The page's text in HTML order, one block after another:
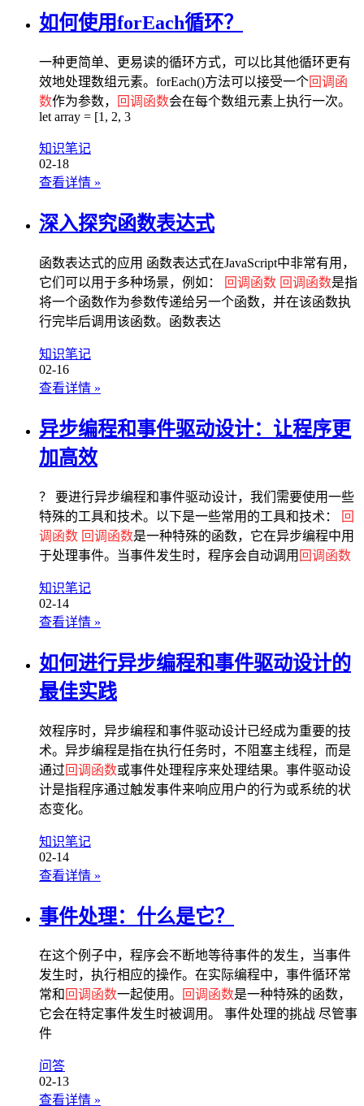
如何使用forEach循环？
一种更简单、更易读的循环方式，可以比其他循环更有
效地处理数组元素。forEach()方法可以接受一个回调函
数作为参数， 回调函数会在每个数组元素上执行一次。
let array = [1, 2, 3
知识笔记
02-18
查看详情 »
深入探究函数表达式
函数表达式的应用 函数表达式在JavaScript中非常有用，
它们可以用于多种场景，例如：
回调函数 回调函数是指
将一个函数作为参数传递给另一个函数，并在该函数执
行完毕后调用该函数。函数表达
知识笔记
02-16
查看详情 »
异步编程和事件驱动设计：让程序更
加高效
？ 要进行异步编程和事件驱动设计，我们需要使用一些
特殊的工具和技术。以下是一些常用的工具和技术：
回
调函数 回调函数是一种特殊的函数，它在异步编程中用
于处理事件。当事件发生时，程序会自动调用 回调函数
知识笔记
02-14
查看详情 »
如何进行异步编程和事件驱动设计的
最佳实践
效程序时，异步编程和事件驱动设计已经成为重要的技
术。异步编程是指在执行任务时，不阻塞主线程，而是
通过 回调函数或事件处理程序来处理结果。事件驱动设
计是指程序通过触发事件来响应用户的行为或系统的状
态变化。
知识笔记
02-14
查看详情 »
事件处理：什么是它？
在这个例子中，程序会不断地等待事件的发生，当事件
发生时，执行相应的操作。在实际编程中，事件循环常
常和 回调函数一起使用。 回调函数是一种特殊的函数，
它会在特定事件发生时被调用。 事件处理的挑战 尽管事
件
问答
02-13
查看详情 »